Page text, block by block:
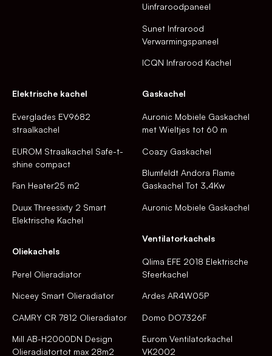
Uinfraroodpaneel
Sunet Infrarood
Verwarmingspaneel
ICQN Infrarood Kachel
Elektrische kachel
Everglades EV9682
straalkachel
EUROM Straalkachel Safe-t-
shine compact
Fan Heater25 m2
Duux Threesixty 2 Smart
Elektrische Kachel
Oliekachels
Perel Olieradiator
Niceey Smart Olieradiator
CAMRY CR 7812 Olieradiator
Mill AB-H2000DN Design
Olieradiatortot max 28m2
Gaskachel
Auronic Mobiele Gaskachel
met Wieltjes tot 60 m
Coazy Gaskachel
Blumfeldt Andora Flame
Gaskachel Tot 3,4Kw
Auronic Mobiele Gaskachel
Ventilatorkachels
Qlima EFE 2018 Elektrische
Sfeerkachel
Ardes AR4W05P
Domo DO7326F
Eurom Ventilatorkachel
VK2002